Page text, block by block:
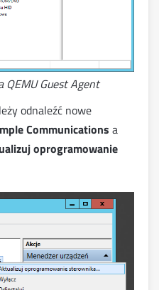
Guest Agent
odnaleźć nowe
Communications a
oprogramowanie